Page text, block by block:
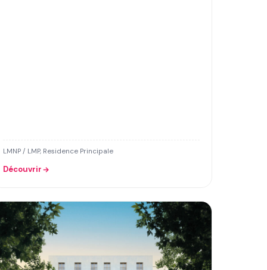
LMNP / LMP, Residence Principale
Découvrir